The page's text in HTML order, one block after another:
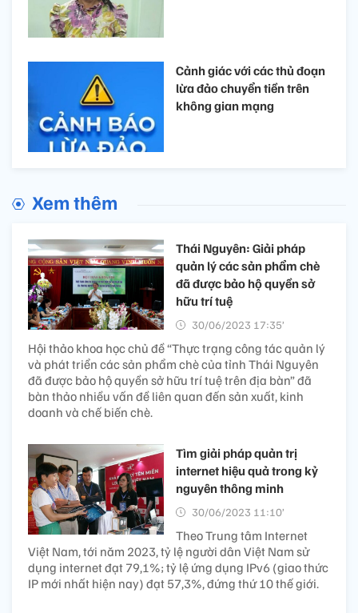
Cảnh giác với các thủ đoạn
lừa đảo chuyển tiền trên
không gian mạng
Xem thêm
Thái Nguyên: Giải pháp
quản lý các sản phẩm chè
đã được bảo hộ quyền sở
hữu trí tuệ
30/06/2023 17:35’
Hội thảo khoa học chủ đề “Thực trạng công tác quản lý
và phát triển các sản phẩm chè của tỉnh Thái Nguyên
đã được bảo hộ quyền sở hữu trí tuệ trên địa bàn” đã
bàn thảo nhiều vấn đề liên quan đến sản xuất, kinh
doanh và chế biến chè.
Tìm giải pháp quản trị
internet hiệu quả trong kỷ
nguyên thông minh
30/06/2023 11:10’
Theo Trung tâm Internet
Việt Nam, tới năm 2023, tỷ lệ người dân Việt Nam sử
dụng internet đạt 79,1%; tỷ lệ ứng dụng IPv6 (giao thức
IP mới nhất hiện nay) đạt 57,3%, đứng thứ 10 thế giới.